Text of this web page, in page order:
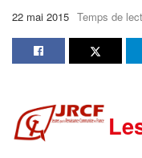
22 mai 2015 Temps de